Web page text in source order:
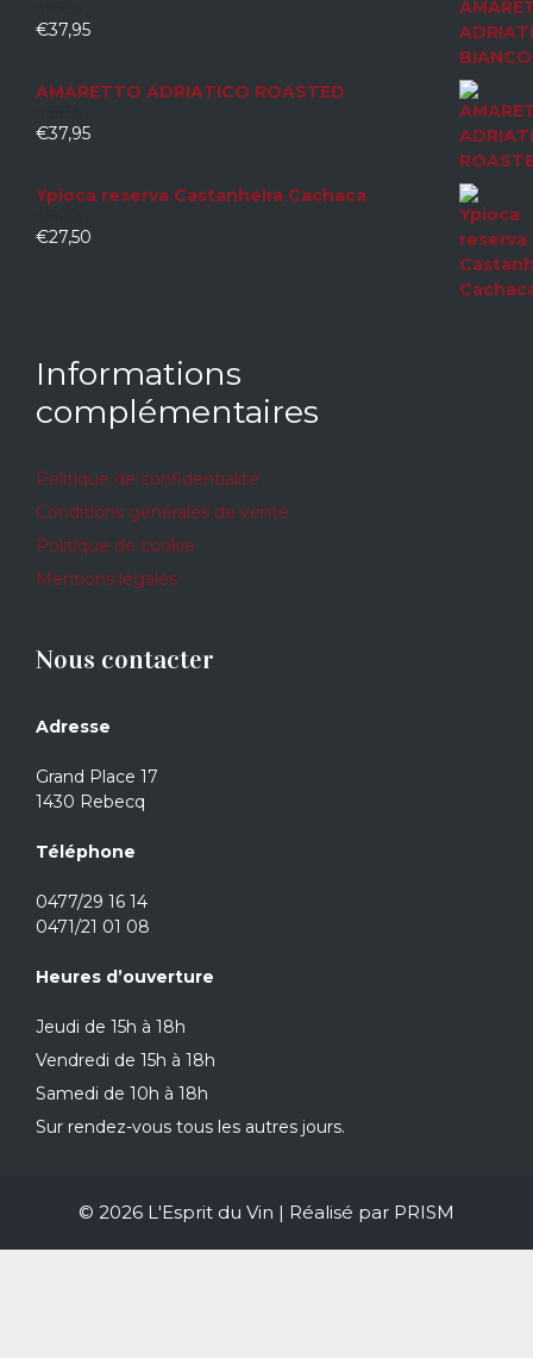
0
€37,95
AMARETTO ADRIATICO ROASTED
0
€37,95
Ypioca reserva Castanheira Cachaca
0
€27,50
Informations
complémentaires
Politique de confidentialité
Conditions générales de vente
Politique de cookie
Mentions légales
Nous contacter
Adresse
Grand Place 17
1430 Rebecq
Téléphone
0477/29 16 14
0471/21 01 08
Heures d’ouverture
Jeudi de 15h à 18h
Vendredi de 15h à 18h
Samedi de 10h à 18h
Sur rendez-vous tous les autres jours.
© 2026 L'Esprit du Vin | Réalisé par PRISM